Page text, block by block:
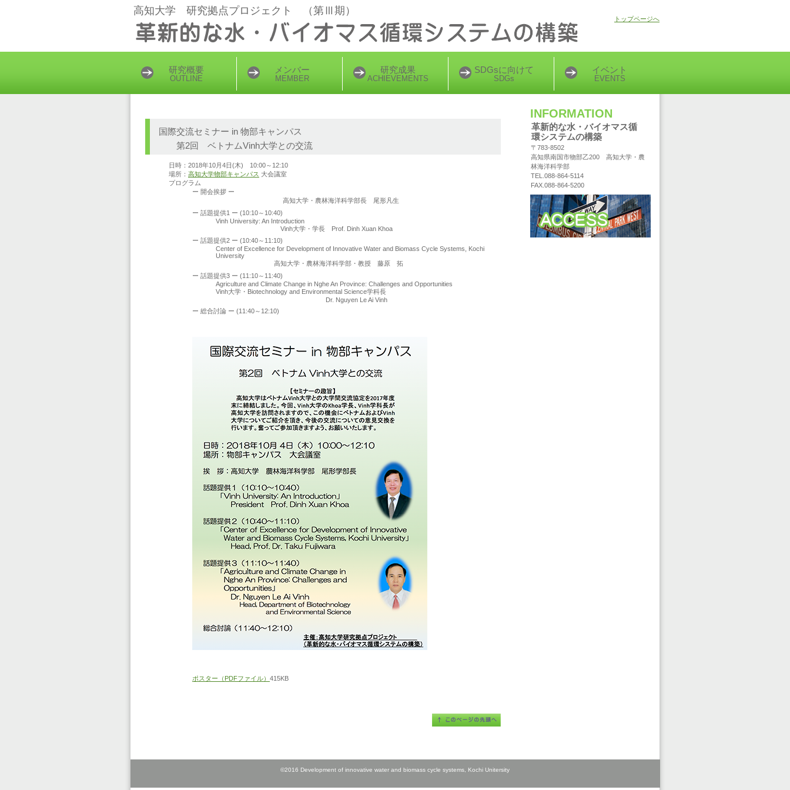
高知大学 研究拠点プロジェクト （第Ⅲ期）
トップページへ
国際交流セミナー in 物部キャンパス
第2回 ベトナムVinh大学との交流
日時：2018年10月4日(木) 10:00～12:10
場所： 高知大学物部キャンパス 大会議室
プログラム
ー 開会挨拶 ー
高知大学・農林海洋科学部長 尾形凡生
ー 話題提供1 ー (10:10～10:40)
Vinh University: An Introduction
Vinh大学・学長 Prof. Dinh Xuan Khoa
ー 話題提供2 ー (10:40～11:10)
Center of Excellence for Development of Innovative Water and Biomass Cycle Systems, Kochi
University
高知大学・農林海洋科学部・教授 藤原 拓
ー 話題提供3 ー (11:10～11:40)
Agriculture and Climate Change in Nghe An Province: Challenges and Opportunities
Vinh大学・Biotechnology and Environmental Science学科長
Dr. Nguyen Le Ai Vinh
ー 総合討論 ー (11:40～12:10)
ポスター（PDFファイル） 415KB
研究概要
OUTLINE
メンバー
MEMBER
研究成果
ACHIEVEMENTS
SDGsに向けて
SDGs
イベント
EVENTS
INFORMATION
革新的な水・バイオマス循
環システムの構築
〒783-8502
高知県南国市物部乙200 高知大学・農
林海洋科学部
TEL.088-864-5114
FAX.088-864-5200
©2016 Development of innovative water and biomass cycle systems, Kochi Unitersity